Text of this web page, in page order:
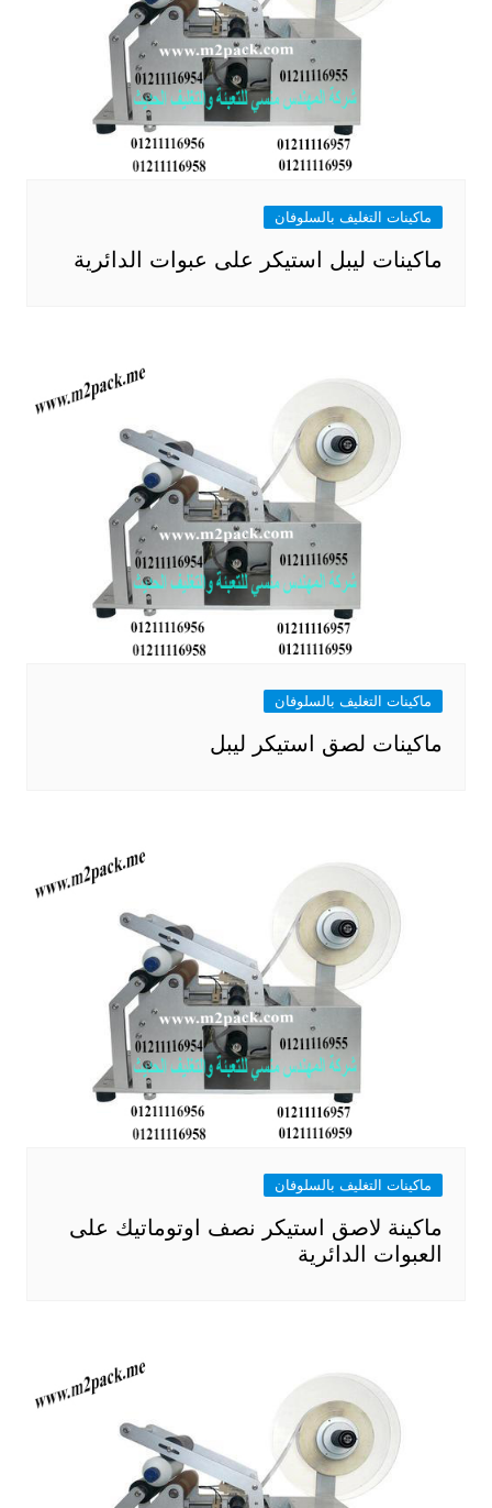
ماكينات التغليف بالسلوفان
ماكينات ليبل استيكر على عبوات الدائرية
ماكينات التغليف بالسلوفان
ماكينات لصق استيكر ليبل
ماكينات التغليف بالسلوفان
ماكينة لاصق استيكر نصف اوتوماتيك على
العبوات الدائرية